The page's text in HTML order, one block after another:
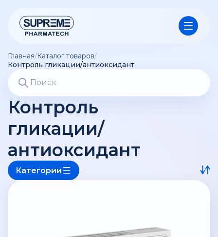
Главная/Каталог товаров/
Контроль гликации/антиоксидант
Контроль
гликации/
антиоксидант
Категории